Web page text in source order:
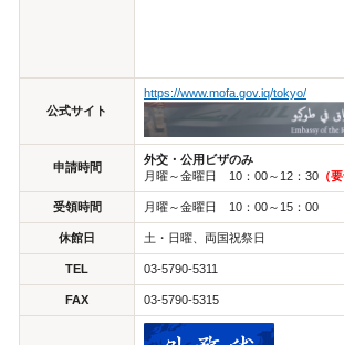
公式サイト
https://www.mofa.gov.iq/tokyo/
申請時間
外交・公用ビザのみ
月曜～金曜日 10：00～12：30 （
受領時間 月曜～金曜日 10：00～15：00
休館日 土・日曜、両国祝祭日
TEL 03-5790-5311
FAX 03-5790-5315